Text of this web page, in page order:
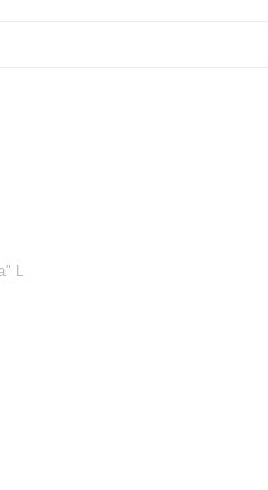
L